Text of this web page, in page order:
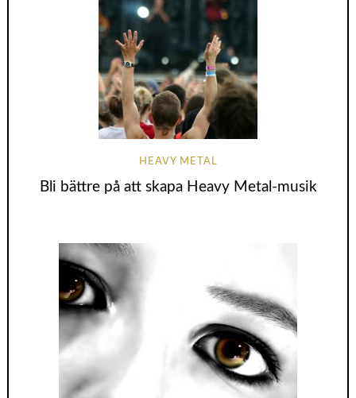
HEAVY METAL
Bli bättre på att skapa Heavy Metal-musik